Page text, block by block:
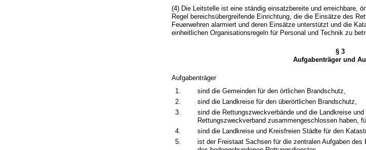
(4) Die Leitstelle ist eine ständig einsatzbereite und erreichbare,
Regel bereichsübergreifende Einrichtung, die die Einsätze des
Feuerwehren alarmiert und deren Einsätze unterstützt und die
einheitlichen Organisationsregeln für Personal und Technik zu
§ 3
Aufgabenträger und
Aufgabenträger
1.
sind die Gemeinden für den örtlichen Brandschutz,
2.
sind die Landkreise für den überörtlichen Brandschutz,
3.
sind die Rettungszweckverbände und die Landkreise
Rettungszweckverband zusammengeschlossen haben,
4.
sind die Landkreise und Kreisfreien Städte für den
5.
ist der Freistaat Sachsen für die zentralen Aufgaben